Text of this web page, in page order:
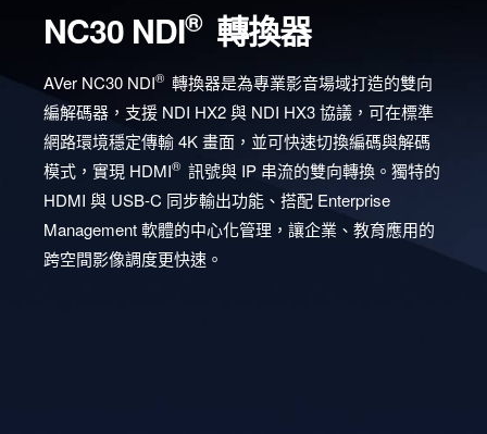
NC30 NDI® 轉換器
AVer NC30 NDI® 轉換器是為專業影音場域打造的雙向
編解碼器，支援 NDI HX2 與 NDI HX3 協議，可在標準
網路環境穩定傳輸 4K 畫面，並可快速切換編碼與解碼
模式，實現 HDMI® 訊號與 IP 串流的雙向轉換。獨特的
HDMI 與 USB-C 同步輸出功能、搭配 Enterprise
Management 軟體的中心化管理，讓企業、教育應用的
跨空間影像調度更快速。